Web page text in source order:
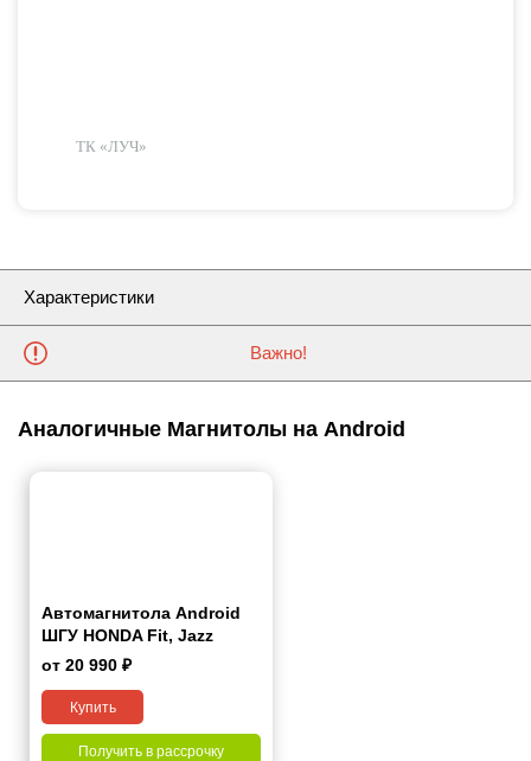
ТК «ЛУЧ»
Характеристики
Важно!
Аналогичные Магнитолы на Android
Автомагнитола Android
ШГУ HONDA Fit, Jazz
2013+ (Left wheel) 10"
от 20 990 ₽
Купить
Получить в рассрочку